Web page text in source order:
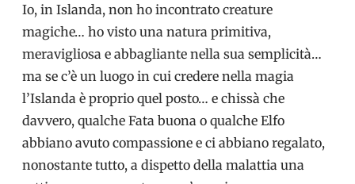
Io, in Islanda, non ho incontrato creature
magiche… ho visto una natura primitiva,
meravigliosa e abbagliante nella sua semplicità…
ma se c’è un luogo in cui credere nella magia
l’Islanda è proprio quel posto… e chissà che
davvero, qualche Fata buona o qualche Elfo
abbiano avuto compassione e ci abbiano regalato,
nonostante tutto, a dispetto della malattia una